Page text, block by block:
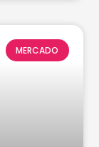
MERCADO